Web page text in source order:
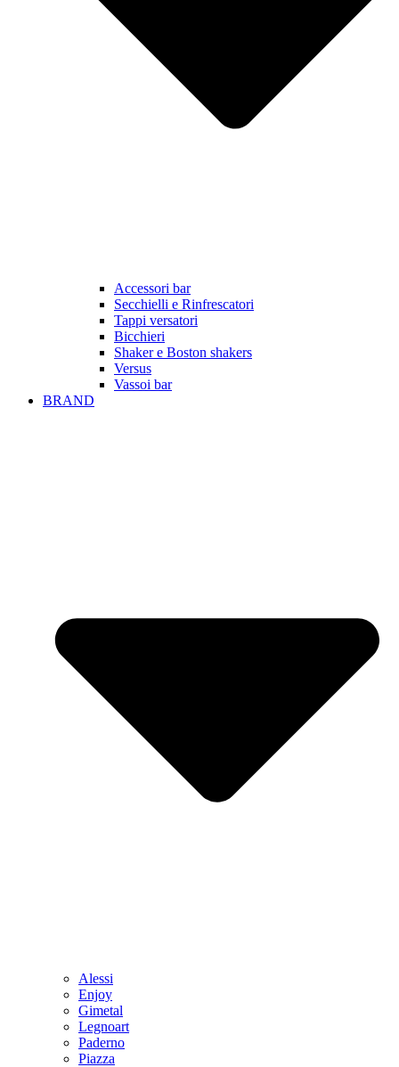
Accessori bar
Secchielli e Rinfrescatori
Tappi versatori
Bicchieri
Shaker e Boston shakers
Versus
Vassoi bar
BRAND
Alessi
Enjoy
Gimetal
Legnoart
Paderno
Piazza